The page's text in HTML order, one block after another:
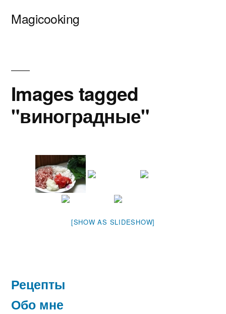
Magicooking
Images tagged
"виноградные"
[SHOW AS SLIDESHOW]
Рецепты
Обо мне